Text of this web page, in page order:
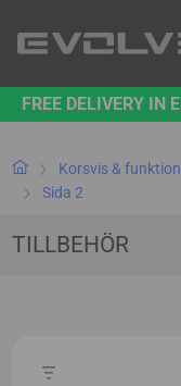
PRODUKTER
VÅRT VARUMÄRKE
FREE DELIVERY IN
Korsvis &
Sida 2
TILLBEHÖR